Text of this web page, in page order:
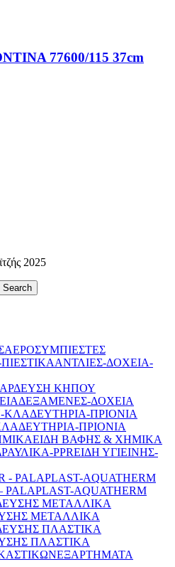
77600/115 37cm
2025
Search
ΑΕΡΟΣΥΜΠΙΕΣΤΕΣ
ΑΝΤΛΙΕΣ-ΔΟΧΕΙΑ-
ΑΡΔΕΥΣΗ ΚΗΠΟΥ
ΔΕΞΑΜΕΝΕΣ-ΔΟΧΕΙΑ
ΠΡΙΟΝΙΑ
ΕΙΔΗ ΒΑΦΗΣ & ΧΗΜΙΚΑ
ΕΙΔΗ ΥΓΙΕΙΝΗΣ-
AQUATHERM
ΜΕΤΑΛΛΙΚΑ
ΠΛΑΣΤΙΚΑ
ΕΞΑΡΤΗΜΑΤΑ